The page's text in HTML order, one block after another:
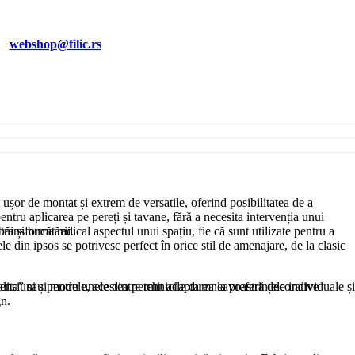
webshop@filic.rs
de montat și extrem de versatile, oferind posibilitatea de a
aplicarea pe pereți și tavane, fără a necesita intervenția unui
și bucătării.
sau pentru unele dintre tehnicile dumneavoastră decorative
radical aspectul unui spațiu, fie că sunt utilizate pentru a
din ipsos se potrivesc perfect în orice stil de amenajare, de la clasic
și modele, acestea permit adaptarea la preferințele individuale și